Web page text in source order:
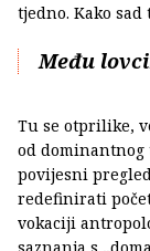
tjedno. Kako sad
Među
Tu se otprilike,
od dominantnog
povijesni
redefinirati
vokaciji
saznanja s